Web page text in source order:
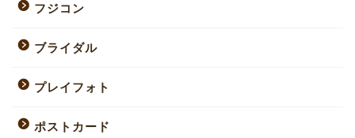
フジコン
ブライダル
プレイフォト
ポストカード